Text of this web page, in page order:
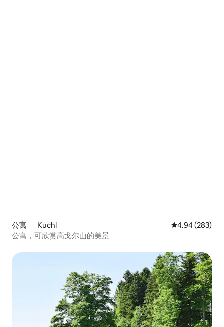
公寓 ｜ Kuchl 平均评分 4.94
4.94 (283)
公寓，可欣赏高戈尔山的美景